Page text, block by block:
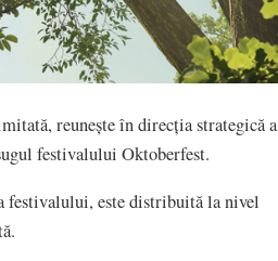
reunește în direcția strategică a
festivalului Oktoberfest.
festivalului, este distribuită la nivel